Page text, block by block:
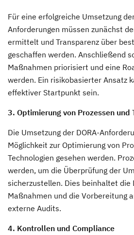
Für eine erfolgreiche Umsetzung
Anforderungen müssen zunächst
ermittelt und Transparenz über
geschaffen werden. Anschließend
Maßnahmen priorisiert und eine
werden. Ein risikobasierter Ansatz
effektiver Startpunkt sein.
3. Optimierung von Prozessen und
Die Umsetzung der DORA-
Möglichkeit zur Optimierung von
Technologien gesehen werden.
werden, um die Überprüfung der
sicherzustellen. Dies beinhaltet die
Maßnahmen und die Vorbereitung
externe Audits.
4. Kontrollen und Compliance